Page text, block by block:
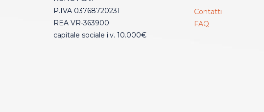
P.IVA 03768720231
REA VR-363900
capitale sociale i.v. 10.000€
Contatti
FAQ